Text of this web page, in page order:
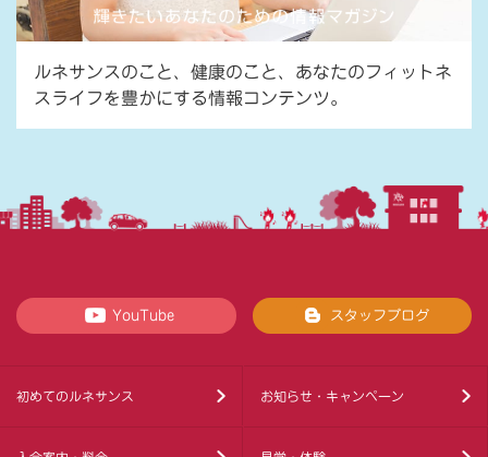
ルネサンスのこと、健康のこと、あなたのフィットネ
スライフを豊かにする情報コンテンツ。
YouTube スタッフブログ
初めてのルネサンス お知らせ・キャンペーン